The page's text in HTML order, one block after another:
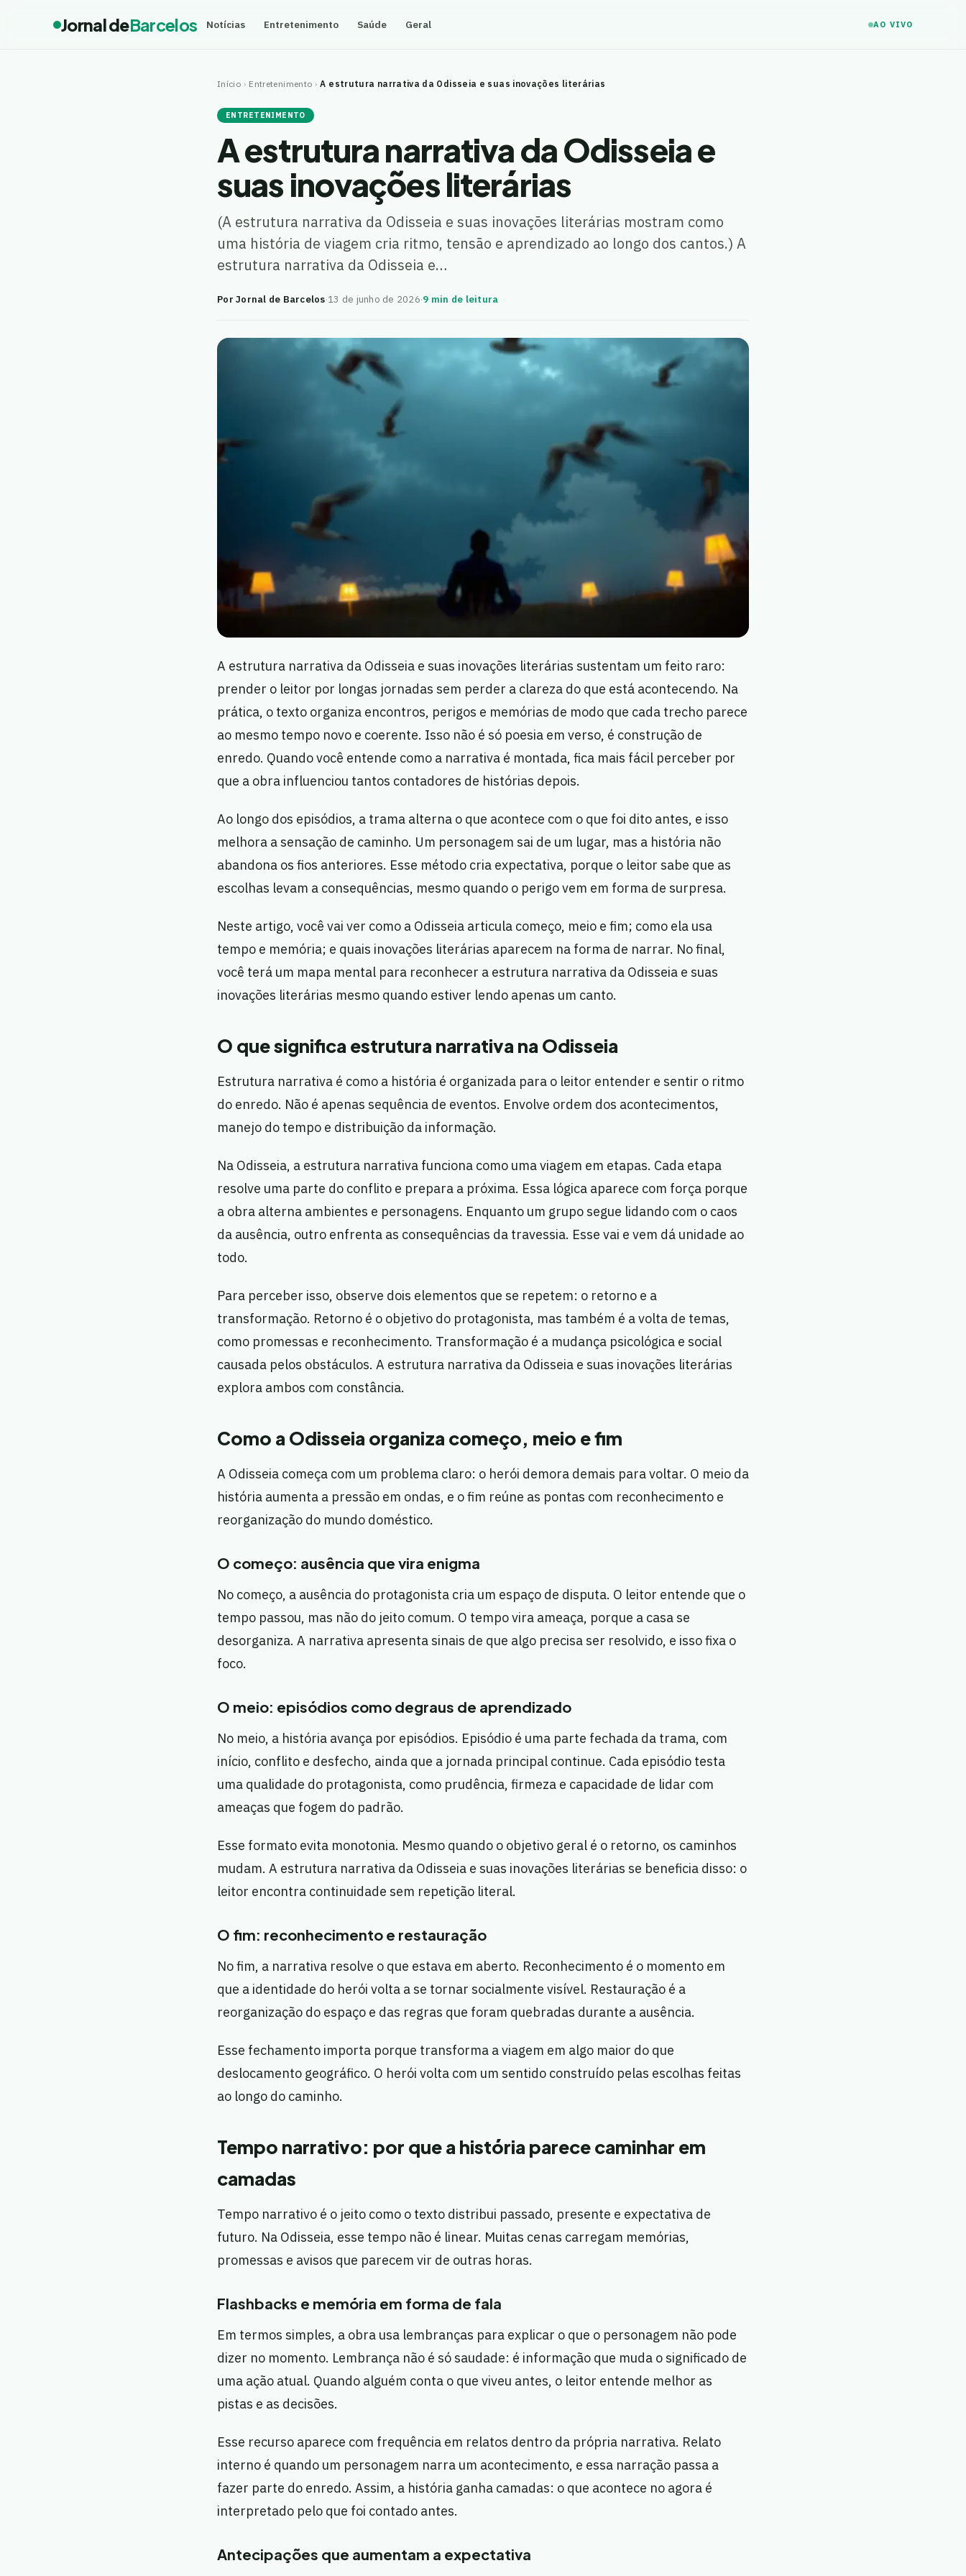
Jornal deBarcelos Notícias Entretenimento Saúde Geral AO VIVO
Início › Entretenimento › A estrutura narrativa da Odisseia e suas inovações literárias
ENTRETENIMENTO
A estrutura narrativa da Odisseia e
suas inovações literárias
(A estrutura narrativa da Odisseia e suas inovações literárias mostram como
uma história de viagem cria ritmo, tensão e aprendizado ao longo dos cantos.) A
estrutura narrativa da Odisseia e…
Por Jornal de Barcelos·13 de junho de 2026·9 min de leitura
A estrutura narrativa da Odisseia e suas inovações literárias sustentam um feito raro:
prender o leitor por longas jornadas sem perder a clareza do que está acontecendo. Na
prática, o texto organiza encontros, perigos e memórias de modo que cada trecho parece
ao mesmo tempo novo e coerente. Isso não é só poesia em verso, é construção de
enredo. Quando você entende como a narrativa é montada, fica mais fácil perceber por
que a obra influenciou tantos contadores de histórias depois.
Ao longo dos episódios, a trama alterna o que acontece com o que foi dito antes, e isso
melhora a sensação de caminho. Um personagem sai de um lugar, mas a história não
abandona os fios anteriores. Esse método cria expectativa, porque o leitor sabe que as
escolhas levam a consequências, mesmo quando o perigo vem em forma de surpresa.
Neste artigo, você vai ver como a Odisseia articula começo, meio e fim; como ela usa
tempo e memória; e quais inovações literárias aparecem na forma de narrar. No final,
você terá um mapa mental para reconhecer a estrutura narrativa da Odisseia e suas
inovações literárias mesmo quando estiver lendo apenas um canto.
O que significa estrutura narrativa na Odisseia
Estrutura narrativa é como a história é organizada para o leitor entender e sentir o ritmo
do enredo. Não é apenas sequência de eventos. Envolve ordem dos acontecimentos,
manejo do tempo e distribuição da informação.
Na Odisseia, a estrutura narrativa funciona como uma viagem em etapas. Cada etapa
resolve uma parte do conflito e prepara a próxima. Essa lógica aparece com força porque
a obra alterna ambientes e personagens. Enquanto um grupo segue lidando com o caos
da ausência, outro enfrenta as consequências da travessia. Esse vai e vem dá unidade ao
todo.
Para perceber isso, observe dois elementos que se repetem: o retorno e a
transformação. Retorno é o objetivo do protagonista, mas também é a volta de temas,
como promessas e reconhecimento. Transformação é a mudança psicológica e social
causada pelos obstáculos. A estrutura narrativa da Odisseia e suas inovações literárias
explora ambos com constância.
Como a Odisseia organiza começo, meio e fim
A Odisseia começa com um problema claro: o herói demora demais para voltar. O meio da
história aumenta a pressão em ondas, e o fim reúne as pontas com reconhecimento e
reorganização do mundo doméstico.
O começo: ausência que vira enigma
No começo, a ausência do protagonista cria um espaço de disputa. O leitor entende que o
tempo passou, mas não do jeito comum. O tempo vira ameaça, porque a casa se
desorganiza. A narrativa apresenta sinais de que algo precisa ser resolvido, e isso fixa o
foco.
O meio: episódios como degraus de aprendizado
No meio, a história avança por episódios. Episódio é uma parte fechada da trama, com
início, conflito e desfecho, ainda que a jornada principal continue. Cada episódio testa
uma qualidade do protagonista, como prudência, firmeza e capacidade de lidar com
ameaças que fogem do padrão.
Esse formato evita monotonia. Mesmo quando o objetivo geral é o retorno, os caminhos
mudam. A estrutura narrativa da Odisseia e suas inovações literárias se beneficia disso: o
leitor encontra continuidade sem repetição literal.
O fim: reconhecimento e restauração
No fim, a narrativa resolve o que estava em aberto. Reconhecimento é o momento em
que a identidade do herói volta a se tornar socialmente visível. Restauração é a
reorganização do espaço e das regras que foram quebradas durante a ausência.
Esse fechamento importa porque transforma a viagem em algo maior do que
deslocamento geográfico. O herói volta com um sentido construído pelas escolhas feitas
ao longo do caminho.
Tempo narrativo: por que a história parece caminhar em
camadas
Tempo narrativo é o jeito como o texto distribui passado, presente e expectativa de
futuro. Na Odisseia, esse tempo não é linear. Muitas cenas carregam memórias,
promessas e avisos que parecem vir de outras horas.
Flashbacks e memória em forma de fala
Em termos simples, a obra usa lembranças para explicar o que o personagem não pode
dizer no momento. Lembrança não é só saudade: é informação que muda o significado de
uma ação atual. Quando alguém conta o que viveu antes, o leitor entende melhor as
pistas e as decisões.
Esse recurso aparece com frequência em relatos dentro da própria narrativa. Relato
interno é quando um personagem narra um acontecimento, e essa narração passa a
fazer parte do enredo. Assim, a história ganha camadas: o que acontece no agora é
interpretado pelo que foi contado antes.
Antecipações que aumentam a expectativa